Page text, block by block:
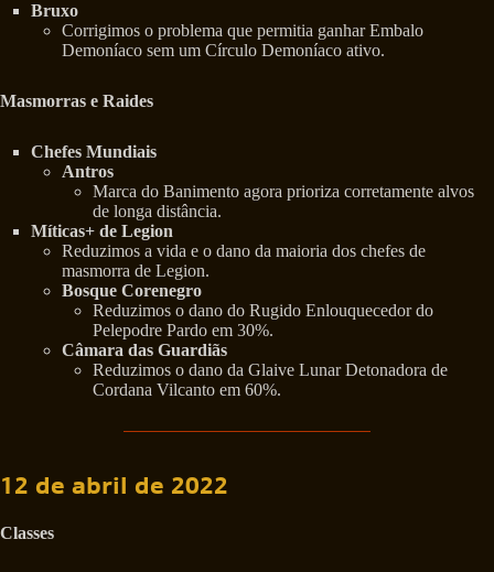
Bruxo
Corrigimos o problema que permitia ganhar Embalo
Demoníaco sem um Círculo Demoníaco ativo.
Masmorras e Raides
Chefes Mundiais
Antros
Marca do Banimento agora prioriza corretamente alvos
de longa distância.
Míticas+ de Legion
Reduzimos a vida e o dano da maioria dos chefes de
masmorra de Legion.
Bosque Corenegro
Reduzimos o dano do Rugido Enlouquecedor do
Pelepodre Pardo em 30%.
Câmara das Guardiãs
Reduzimos o dano da Glaive Lunar Detonadora de
Cordana Vilcanto em 60%.
12 de abril de 2022
Classes